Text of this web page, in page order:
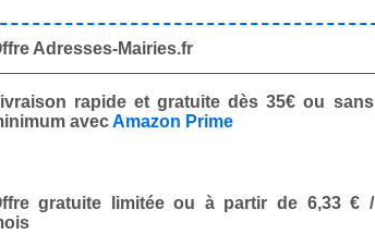
Adresses-Mairies.fr
rapide et gratuite dès 35€ ou sans
avecAmazon Prime
gratuite limitée ou à partir de 6,33 € /